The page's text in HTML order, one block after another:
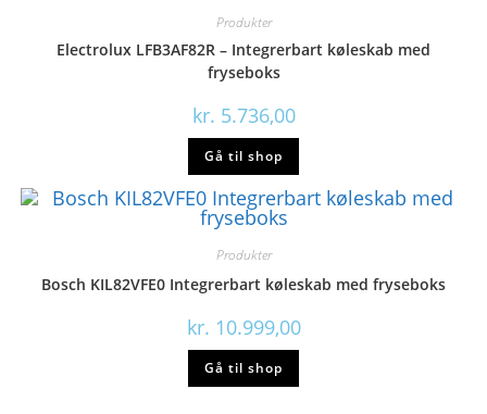
Produkter
Electrolux LFB3AF82R – Integrerbart køleskab med
fryseboks
kr. 5.736,00
Gå til shop
Produkter
Bosch KIL82VFE0 Integrerbart køleskab med fryseboks
kr. 10.999,00
Gå til shop